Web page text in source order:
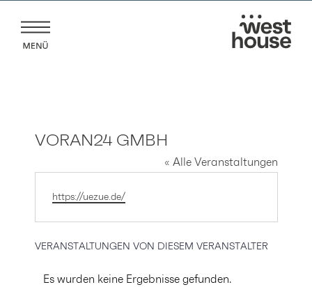
Inhalt
springen
VORAN24 GMBH
« Alle Veranstaltungen
Webseite
https://uezue.de/
VERANSTALTUNGEN VON DIESEM VERANSTALTER
Es wurden keine Ergebnisse gefunden.